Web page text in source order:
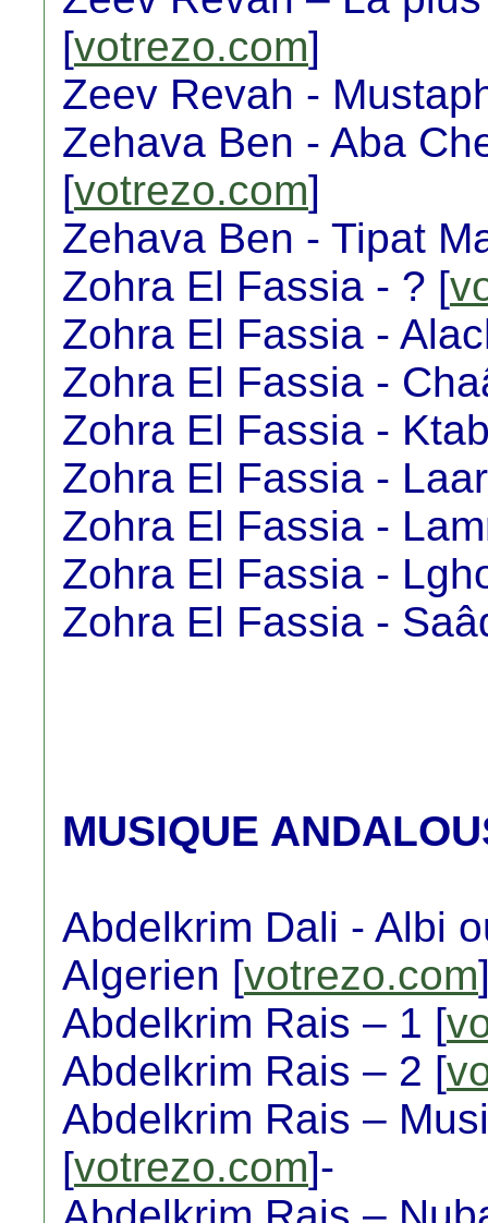
[votrezo.com]
Zeev Revah -
Zehava Ben - Aba
[votrezo.com]
Zehava Ben - Tipat
Zohra El Fassia - ? [
Zohra El Fassia -
Zohra El Fassia -
Zohra El Fassia -
Zohra El Fassia -
Zohra El Fassia -
Zohra El Fassia -
Zohra El Fassia -
MUSIQUE
Abdelkrim Dali - Albi
Algerien [votrezo.com
Abdelkrim Rais – 1 [
Abdelkrim Rais – 2 [
Abdelkrim Rais –
[votrezo.com]-